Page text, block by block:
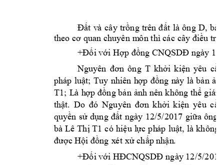
Đất và cây trồng trên đất là ông D, bà
theo cơ quan chuyên môn thì các cây điều t
+Đối với Hợp đồng CNQSDĐ ngày 12
Nguyên đơn ông T khởi kiện yêu cầ
pháp luật; Tuy nhiên hợp đồng này là bản
T1; Là hợp đồng bản ảnh nên không thể giám
thật. Do đó Nguyên đơn khởi kiện yêu c
quyền sử dụng đất ngày 12/5/2017 giữa ông
bà Lê Thị T1 có hiệu lực pháp luật, là không
được Hội đồng xét xử chấp nhận.
+Đối với HĐCNQSDĐ ngày 12/5/2